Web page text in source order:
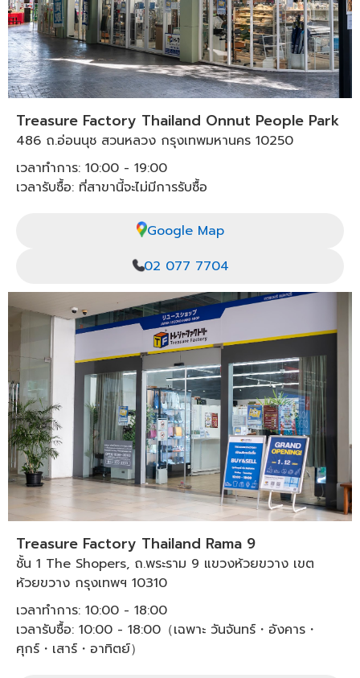
Treasure Factory Thailand Onnut People Park
486 ถ.อ่อนนุช สวนหลวง กรุงเทพมหานคร 10250
เวลาทำการ: 10:00 - 19:00
เวลารับซื้อ: ที่สาขานี้จะไม่มีการรับซื้อ
Google Map
02 077 7704
Treasure Factory Thailand Rama 9
ชั้น 1 The Shopers, ถ.พระราม 9 แขวงห้วยขวาง เขต
ห้วยขวาง กรุงเทพฯ 10310
เวลาทำการ: 10:00 - 18:00
เวลารับซื้อ: 10:00 - 18:00（เฉพาะ วันจันทร์・อังคาร・
ศุกร์・เสาร์・อาทิตย์）